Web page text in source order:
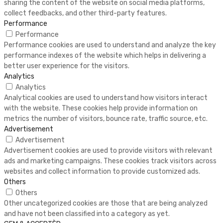
sharing the content of the website on social media platforms,
collect feedbacks, and other third-party features.
Performance
Performance
Performance cookies are used to understand and analyze the key
performance indexes of the website which helps in delivering a
better user experience for the visitors.
Analytics
Analytics
Analytical cookies are used to understand how visitors interact
with the website. These cookies help provide information on
metrics the number of visitors, bounce rate, traffic source, etc.
Advertisement
Advertisement
Advertisement cookies are used to provide visitors with relevant
ads and marketing campaigns. These cookies track visitors across
websites and collect information to provide customized ads.
Others
Others
Other uncategorized cookies are those that are being analyzed
and have not been classified into a category as yet.